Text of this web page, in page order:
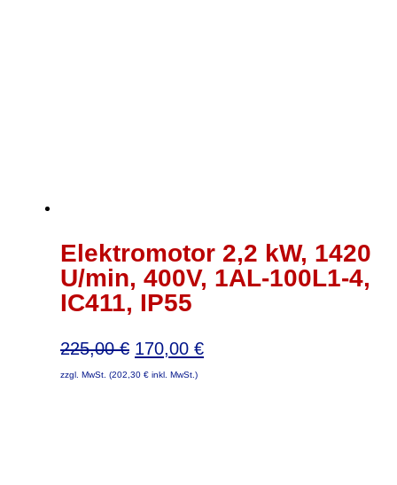
Elektromotor 2,2 kW, 1420
U/min, 400V, 1AL-100L1-4,
IC411, IP55
225,00€ Ursprünglicher
Preis
170,00 €Aktueller
zzgl. MwSt. (202,30 € inkl. MwSt.)